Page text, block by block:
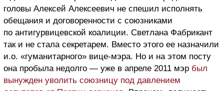
головы Алексей Алексеевич не спешил исполнять
обещания и договоренности с союзниками
по антигурвицевской коалиции. Светлана Фабрикант
так и не стала секретарем. Вместо этого ее назначили
и.о. «гуманитарного» вице-мэра. Но и на этом посту
она пробыла недолго — уже в апреле 2011 мэр был
вынужден уволить союзницу под давлением